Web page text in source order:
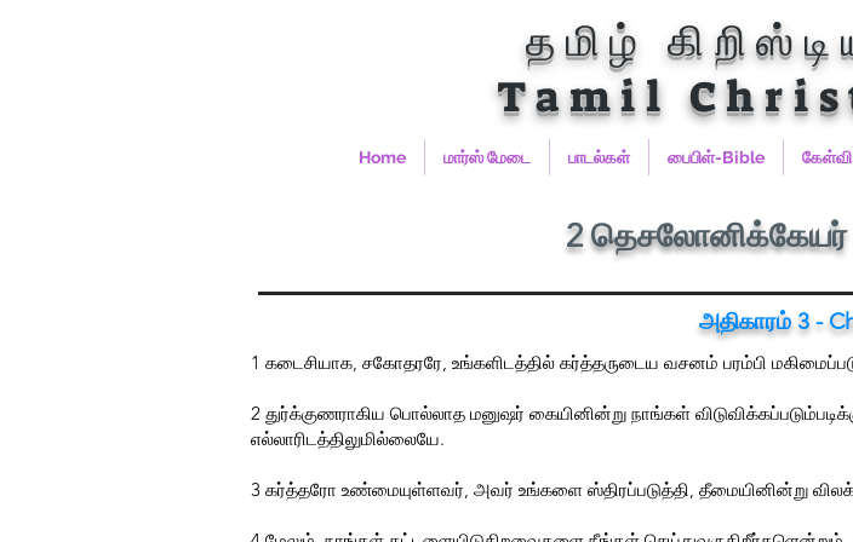
தமிழ்
Tamil
Home மார்ஸ் மேடை பாடல்கள் பைபிள்-Bible
2 தெசலோனிக்கேயர்
அதிகாரம் 3 -
1 கடைசியாக, சகோதரரே, உங்களிடத்தில் கர்த்தருடைய வசனம் பரம்பி
2 துர்க்குணராகிய பொல்லாத மனுஷர் கையினின்று நாங்கள்
எல்லாரிடத்திலுமில்லையே.
3 கர்த்தரோ உண்மையுள்ளவர், அவர் உங்களை ஸ்திரப்படுத்தி, தீமையினின்று